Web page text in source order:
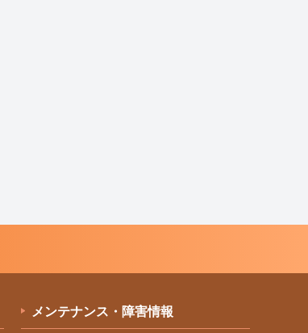
メンテナンス・障害情報